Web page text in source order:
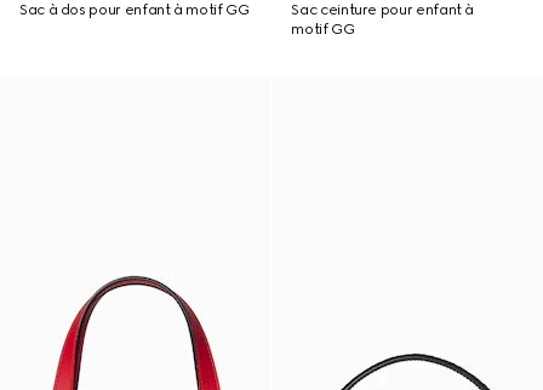
Sac à dos pour enfant à motif GG
Sac ceinture pour enfant à
motif GG